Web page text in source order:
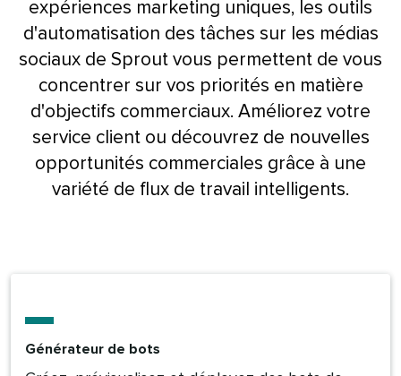
expériences marketing uniques, les outils
d'automatisation des tâches sur les médias
sociaux de Sprout vous permettent de vous
concentrer sur vos priorités en matière
d'objectifs commerciaux. Améliorez votre
service client ou découvrez de nouvelles
opportunités commerciales grâce à une
variété de flux de travail intelligents.​​
Générateur de bots​​